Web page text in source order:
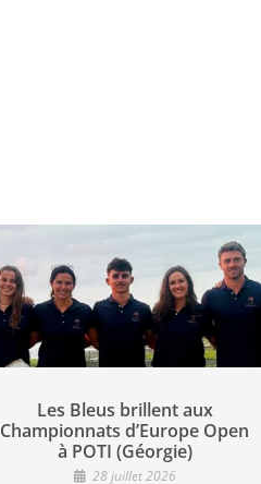
Les Bleus brillent aux
Championnats d’Europe Open
à POTI (Géorgie)
28 juillet 2026